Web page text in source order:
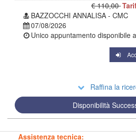
€ 110,00
BAZZOCCHI ANNALISA - CMC
07/08/2026
Unico appuntamento disponibile
Raffina la
Disponibilità
Assistenza tecnica: